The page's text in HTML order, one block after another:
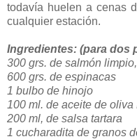
todavía huelen a cenas
cualquier estación.
Ingredientes: (para dos
300 grs. de salmón
600 grs. de espinacas
1 bulbo de hinojo
100 ml. de aceite de oliva
200 ml, de salsa tartara
1 cucharadita de granos